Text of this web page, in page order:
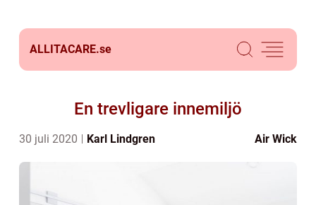
ALLITACARE.se
En trevligare innemiljö
30 juli 2020 Karl Lindgren Air Wick